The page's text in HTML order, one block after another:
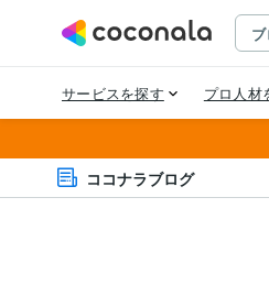
ココナラブログ